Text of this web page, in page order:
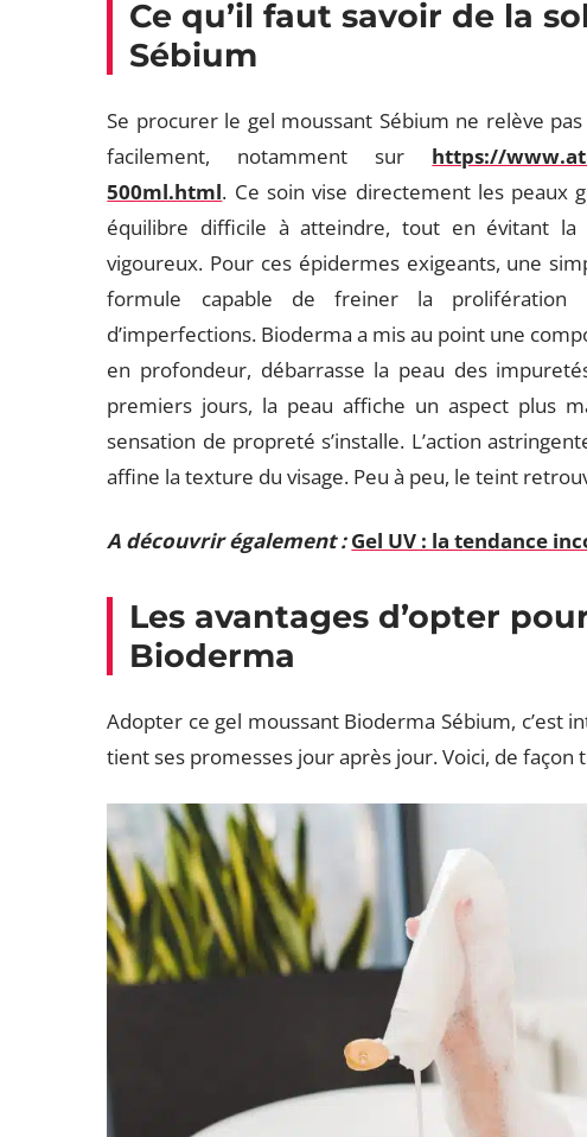
Ce qu’il faut savoir de la
Sébium
Se procurer le gel moussant Sébium ne relève
facilement, notamment sur https://
500ml.html. Ce soin vise directement les peaux
équilibre difficile à atteindre, tout en évitant la
vigoureux. Pour ces épidermes exigeants, une
formule capable de freiner la prolifération
d’imperfections. Bioderma a mis au point une
en profondeur, débarrasse la peau des
premiers jours, la peau affiche un aspect plus
sensation de propreté s’installe. L’action
affine la texture du visage. Peu à peu, le teint
A découvrir également : Gel UV : la tendance
Les avantages d’opter
Bioderma
Adopter ce gel moussant Bioderma Sébium, c’est
tient ses promesses jour après jour. Voici, de façon